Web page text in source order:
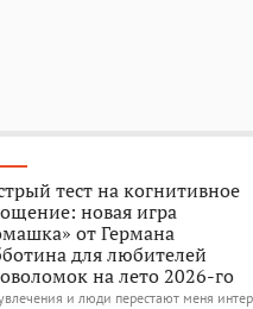
тест на когнитивное
новая игра
от Германа
для любителей
на лето 2026-го
и люди перестают меня